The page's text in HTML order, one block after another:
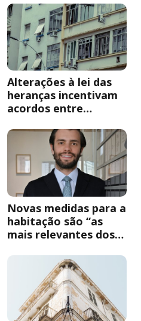
Alterações à lei das
heranças incentivam
acordos entre
Novas medidas para a
habitação são “as
mais relevantes dos